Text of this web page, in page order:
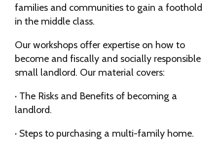
families and communities to gain a foothold
in the middle class.
Our workshops offer expertise on how to
become and fiscally and socially responsible
small landlord. Our material covers:
· The Risks and Benefits of becoming a
landlord.
· Steps to purchasing a multi-family home.